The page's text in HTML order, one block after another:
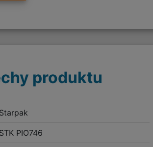
produktu
Starpak
STK PIO746